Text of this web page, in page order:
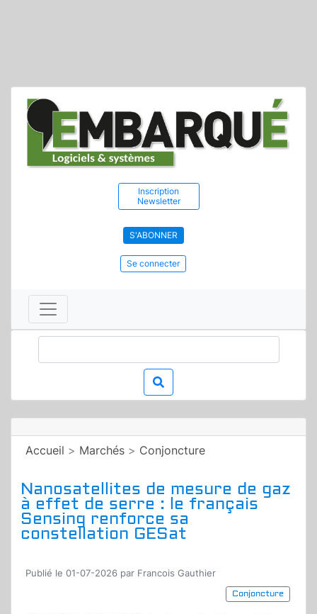
Inscription
Newsletter
S'ABONNER
Se connecter
Accueil > Marchés > Conjoncture
Nanosatellites de mesure de gaz
à effet de serre : le français
Sensing renforce sa
constellation GESat
Publié le 01-07-2026 par Francois Gauthier
Conjoncture